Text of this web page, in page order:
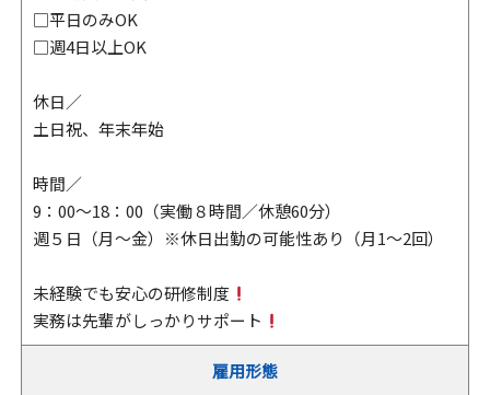
□平日のみOK
□週4日以上OK
休日／
土日祝、年末年始
時間／
9：00～18：00（実働８時間／休憩60分）
週５日（月～金）※休日出勤の可能性あり（月1～2回）
未経験でも安心の研修制度
実務は先輩がしっかりサポート
雇用形態